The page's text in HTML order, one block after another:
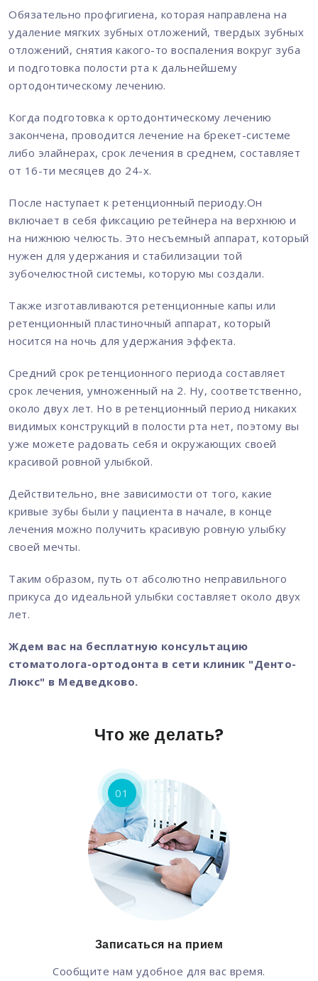
Обязательно профгигиена, которая направлена на
удаление мягких зубных отложений, твердых зубных
отложений, снятия какого-то воспаления вокруг зуба
и подготовка полости рта к дальнейшему
ортодонтическому лечению.
Когда подготовка к ортодонтическому лечению
закончена, проводится лечение на брекет-системе
либо элайнерах, срок лечения в среднем, составляет
от 16-ти месяцев до 24-х.
После наступает к ретенционный периоду.Он
включает в себя фиксацию ретейнера на верхнюю и
на нижнюю челюсть. Это несъемный аппарат, который
нужен для удержания и стабилизации той
зубочелюстной системы, которую мы создали.
Также изготавливаются ретенционные капы или
ретенционный пластиночный аппарат, который
носится на ночь для удержания эффекта.
Средний срок ретенционного периода составляет
срок лечения, умноженный на 2. Ну, соответственно,
около двух лет. Но в ретенционный период никаких
видимых конструкций в полости рта нет, поэтому вы
уже можете радовать себя и окружающих своей
красивой ровной улыбкой.
Действительно, вне зависимости от того, какие
кривые зубы были у пациента в начале, в конце
лечения можно получить красивую ровную улыбку
своей мечты.
Таким образом, путь от абсолютно неправильного
прикуса до идеальной улыбки составляет около двух
лет.
Ждем вас на бесплатную консультацию
стоматолога-ортодонта в сети клиник "Денто-
Люкс" в Медведково.
Что же делать?
01
Записаться на прием
Сообщите нам удобное для вас время.